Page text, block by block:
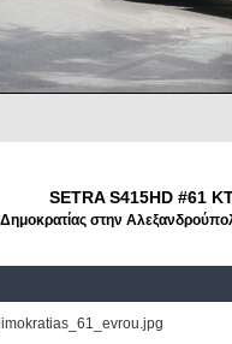
SETRA S415HD #61
στην